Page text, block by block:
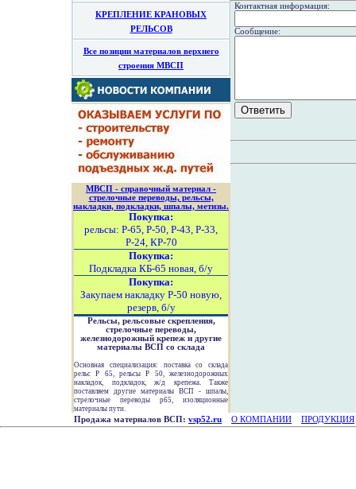
КРЕПЛЕНИЕ КРАНОВЫХ
РЕЛЬСОВ
Все позиции материалов верхнего
строения МВСП
МВСП - справочный материал -
стрелочные переводы, рельсы,
накладки, подкладки, шпалы, метизы.
Покупка:
рельсы: Р-65, Р-50, Р-43, Р-33,
Р-24, КР-70
Покупка:
Подкладка КБ-65 новая, б/у
Покупка:
Закупаем накладку Р-50 новую,
резерв, б/у
Рельсы, рельсовые скрепления,
стрелочные переводы,
железнодорожный крепеж и другие
материалы ВСП со склада
Основная специализация: поставка со склада
рельс Р 65, рельсы Р 50, железнодорожных
накладок, подкладок, ж/д крепежа. Также
поставляем другие материалы ВСП - шпалы,
стрелочные переводы р65, изоляционные
материалы пути.
Контактная информация:
Сообщение:
Продажа материалов ВСП: vsp52.ru О КОМПАНИИ ПРОДУКЦИЯ